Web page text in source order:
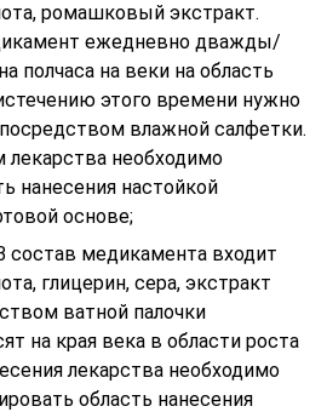
ромашковый экстракт.
ежедневно дважды/
полчаса на веки на область
этого времени нужно
влажной салфетки.
лекарства необходимо
нанесения настойкой
основе;
состав медикамента входит
глицерин, сера, экстракт
ватной палочки
на края века в области роста
лекарства необходимо
область нанесения